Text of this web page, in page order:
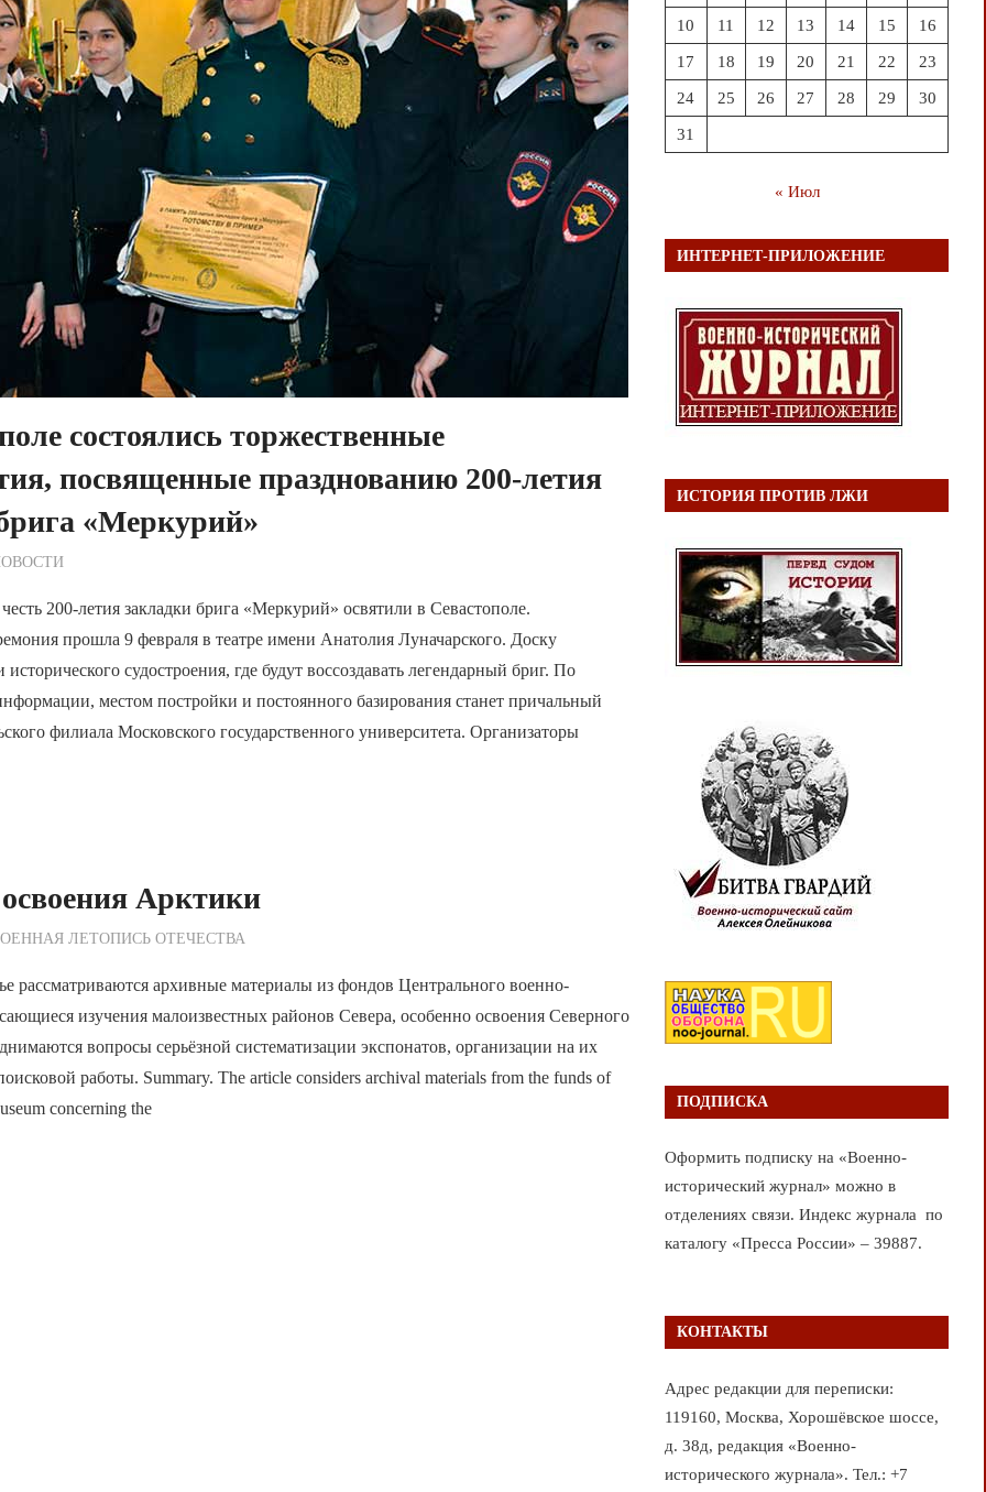
состоялись торжественные
посвященные празднованию 200-летия
«Меркурий»
по Редакции
200-летия закладки брига «Меркурий» освятили в Севастополе.
прошла 9 февраля в театре имени Анатолия Луначарского. Доску
исторического судостроения, где будут воссоздавать легендарный бриг. По
местом постройки и постоянного базирования станет причальный
филиала Московского государственного университета. Организаторы
Арктики
по Редакции
ЛЕТОПИСЬ ОТЕЧЕСТВА
рассматриваются архивные материалы из фондов Центрального военно-
изучения малоизвестных районов Севера, особенно освоения Северного
вопросы серьёзной систематизации экспонатов, организации на их
работы. Summary. The article considers archival materials from the funds of
concerning the
10 11 12 13 14 15 16
17 18 19 20 21 22 23
24 25 26 27 28 29 30
31
« Июл
ИНТЕРНЕТ-ПРИЛОЖЕНИЕ
ИСТОРИЯ ПРОТИВ ЛЖИ
ПОДПИСКА
Оформить подписку на «Военно-
исторический журнал» можно в
отделениях связи. Индекс журнала по
каталогу «Пресса России» – 39887.
КОНТАКТЫ
Адрес редакции для переписки:
119160, Москва, Хорошёвское шоссе,
д. 38д, редакция «Военно-
исторического журнала». Тел.: +7